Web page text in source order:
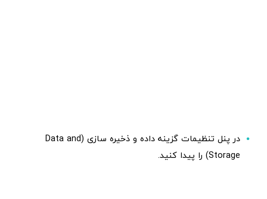
در پنل تنظیمات گزینه داده و ذخیره سازی (Data and
Storage) را پیدا کنید.